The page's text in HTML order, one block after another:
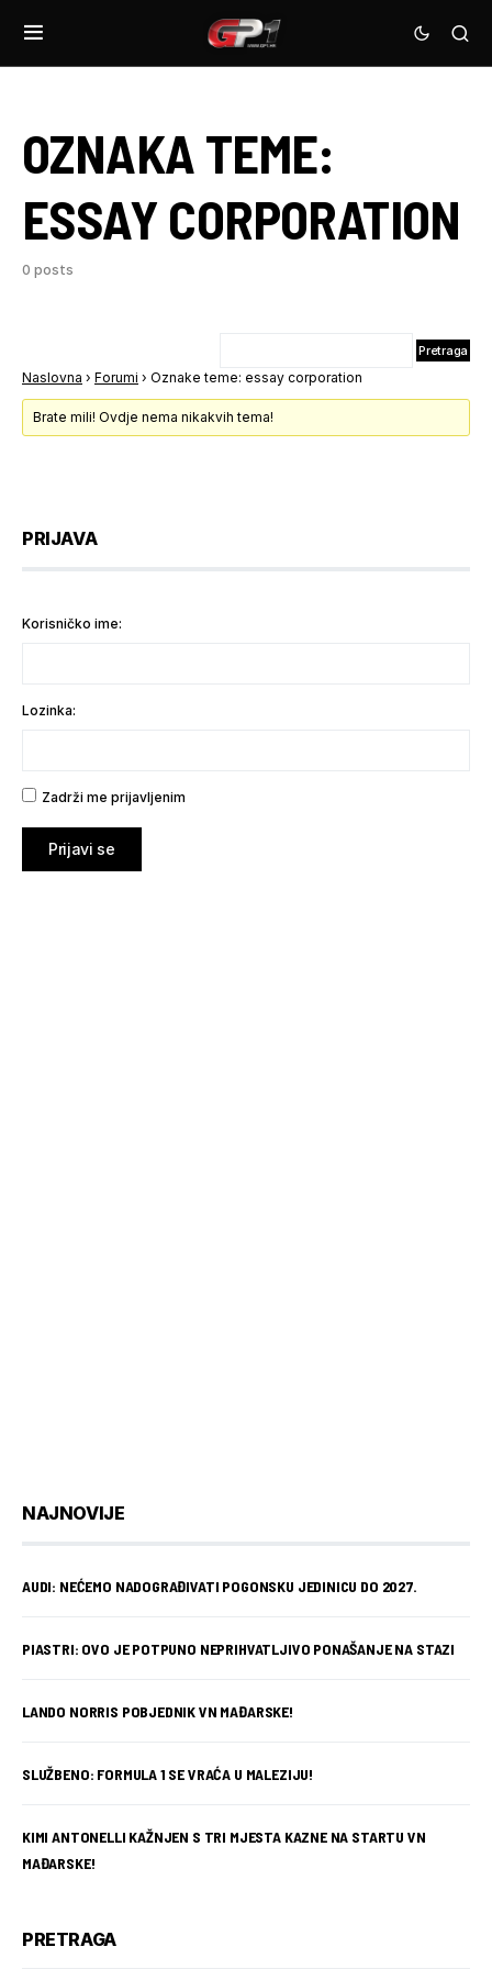
OZNAKA TEME:
ESSAY CORPORATION
0 posts
Naslovna › Forumi › Oznake teme: essay corporation
Brate mili! Ovdje nema nikakvih tema!
PRIJAVA
Korisničko ime:
Lozinka:
Zadrži me prijavljenim
Prijavi se
NAJNOVIJE
AUDI: NEĆEMO NADOGRAĐIVATI POGONSKU JEDINICU DO 2027.
PIASTRI: OVO JE POTPUNO NEPRIHVATLJIVO PONAŠANJE NA STAZI
LANDO NORRIS POBJEDNIK VN MAĐARSKE!
SLUŽBENO: FORMULA 1 SE VRAĆA U MALEZIJU!
KIMI ANTONELLI KAŽNJEN S TRI MJESTA KAZNE NA STARTU VN
MAĐARSKE!
PRETRAGA